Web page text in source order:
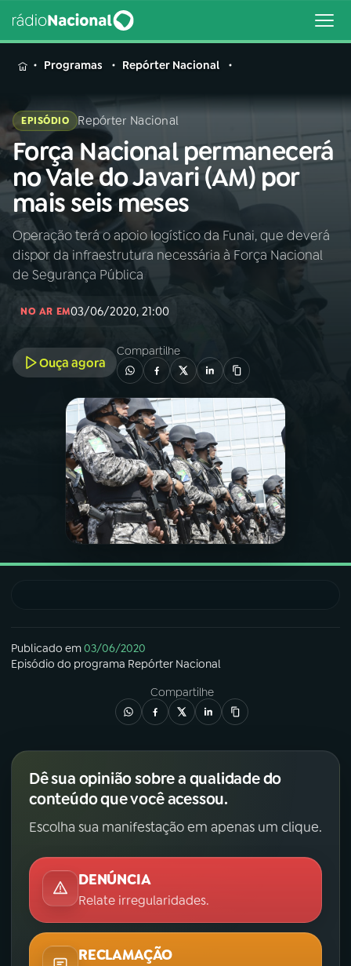
MENU
Buscar
na
Rádio
Nacional
Buscar
AO VIVO
01 INÍCIO
PROGRAMAS
PODCASTS
VIDEOCASTS
08FESTIVAL DE MÚSICA
ACOMPANHE A RÁDIO NACIONAL
Instagram X
Programas Repórter Nacional
EPISÓDIO Repórter Nacional
Força Nacional permanecerá
no Vale do Javari (AM) por
mais seis meses
Operação terá o apoio logístico da Funai, que deverá
dispor da infraestrutura necessária à Força Nacional
de Segurança Pública
NO AR EM03/06/2020, 21:00
Ouça agora
Compartilhe
Publicado em03/06/2020
Episódio do programa Repórter Nacional
Compartilhe
Dê sua opinião sobre a qualidade do
conteúdo que você acessou.
Escolha sua manifestação em apenas um clique.
DENÚNCIA
Relate irregularidades.
RECLAMAÇÃO